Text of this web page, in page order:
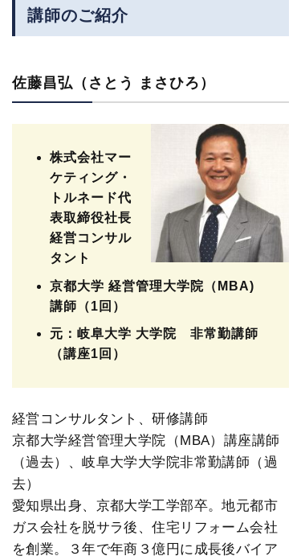
講師のご紹介
佐藤昌弘（さとう まさひろ）
株式会社マー
ケティング・
トルネード代
表取締役社長
経営コンサル
タント
京都大学 経営管理大学院（MBA)
講師（1回）
元：岐阜大学 大学院 非常勤講師
（講座1回）
経営コンサルタント、研修講師
京都大学経営管理大学院（MBA）講座講師
（過去）、岐阜大学大学院非常勤講師（過
去）
愛知県出身、京都大学工学部卒。地元都市
ガス会社を脱サラ後、住宅リフォーム会社
を創業。３年で年商３億円に成長後バイア